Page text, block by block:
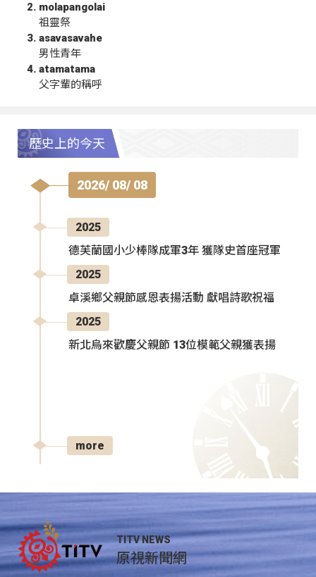
molapangolai
祖靈祭
asavasavahe
男性青年
atamatama
父字輩的稱呼
歷史上的今天
2026/ 08/ 08
2025
德芙蘭國小少棒隊成軍3年 獲隊史首座冠軍
2025
卓溪鄉父親節感恩表揚活動 獻唱詩歌祝福
2025
新北烏來歡慶父親節 13位模範父親獲表揚
more
TITV NEWS
原視新聞網